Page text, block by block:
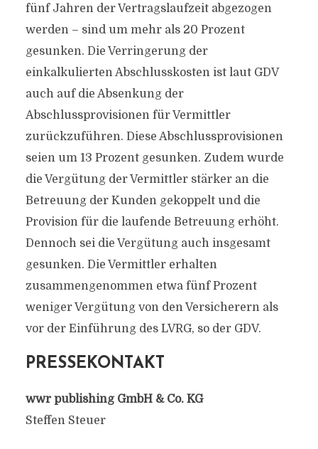
fünf Jahren der Vertragslaufzeit abgezogen
werden – sind um mehr als 20 Prozent
gesunken. Die Verringerung der
einkalkulierten Abschlusskosten ist laut GDV
auch auf die Absenkung der
Abschlussprovisionen für Vermittler
zurückzuführen. Diese Abschlussprovisionen
seien um 13 Prozent gesunken. Zudem wurde
die Vergütung der Vermittler stärker an die
Betreuung der Kunden gekoppelt und die
Provision für die laufende Betreuung erhöht.
Dennoch sei die Vergütung auch insgesamt
gesunken. Die Vermittler erhalten
zusammengenommen etwa fünf Prozent
weniger Vergütung von den Versicherern als
vor der Einführung des LVRG, so der GDV.
PRESSEKONTAKT
wwr publishing GmbH & Co. KG
Steffen Steuer